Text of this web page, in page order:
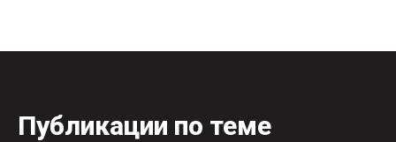
Публикации по теме